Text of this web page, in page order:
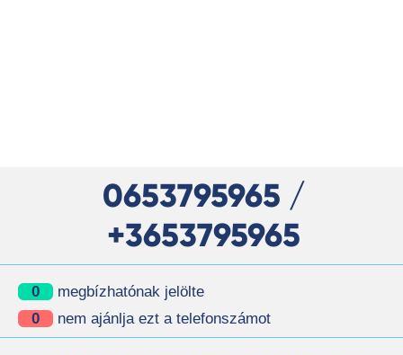
0653795965 /
+3653795965
0
megbízhatónak jelölte
0
nem ajánlja ezt a telefonszámot